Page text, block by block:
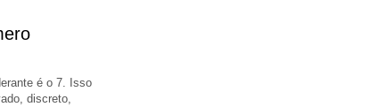
é o 7. Isso
discreto,